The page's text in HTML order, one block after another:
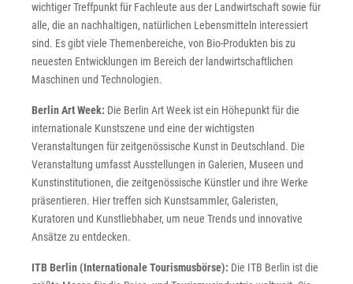
wichtiger Treffpunkt für Fachleute aus der Landwirtschaft sowie für
alle, die an nachhaltigen, natürlichen Lebensmitteln interessiert
sind. Es gibt viele Themenbereiche, von Bio-Produkten bis zu
neuesten Entwicklungen im Bereich der landwirtschaftlichen
Maschinen und Technologien.
Berlin Art Week: Die Berlin Art Week ist ein Höhepunkt für die
internationale Kunstszene und eine der wichtigsten
Veranstaltungen für zeitgenössische Kunst in Deutschland. Die
Veranstaltung umfasst Ausstellungen in Galerien, Museen und
Kunstinstitutionen, die zeitgenössische Künstler und ihre Werke
präsentieren. Hier treffen sich Kunstsammler, Galeristen,
Kuratoren und Kunstliebhaber, um neue Trends und innovative
Ansätze zu entdecken.
ITB Berlin (Internationale Tourismusbörse): Die ITB Berlin ist die